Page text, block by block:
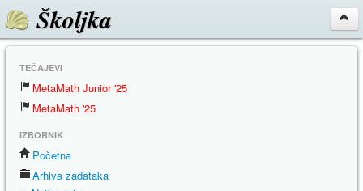
Školjka
TEČAJEVI
MetaMath Junior '25
MetaMath '25
IZBORNIK
Početna
Arhiva zadataka